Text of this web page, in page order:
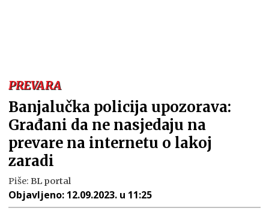
PREVARA
Banjalučka policija upozorava:
Građani da ne nasjedaju na
prevare na internetu o lakoj
zaradi
Piše: BL portal
Objavljeno: 12.09.2023. u 11:25